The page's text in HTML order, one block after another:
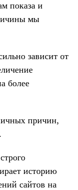
показа и
мы
зависит от
более
причин,
историю
сайтов на